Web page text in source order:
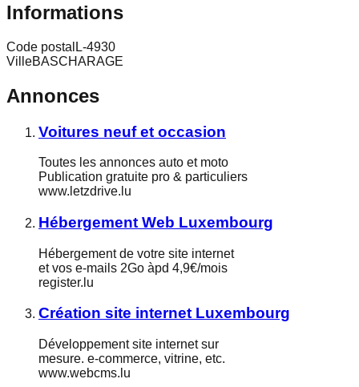
Informations
Code postal L-4930
VilleBASCHARAGE
Annonces
Voitures neuf et occasion
Toutes les annonces auto et moto
Publication gratuite pro & particuliers
www.letzdrive.lu
Hébergement Web Luxembourg
Hébergement de votre site internet
et vos e-mails 2Go àpd 4,9€/mois
register.lu
Création site internet Luxembourg
Développement site internet sur
mesure. e-commerce, vitrine, etc.
www.webcms.lu